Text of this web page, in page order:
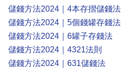
儲錢方法2024｜4本存摺儲錢法
儲錢方法2024｜5個錢罐存錢法
儲錢方法2024｜6罐子存錢法
儲錢方法2024｜4321法則
儲錢方法2024｜631儲錢法